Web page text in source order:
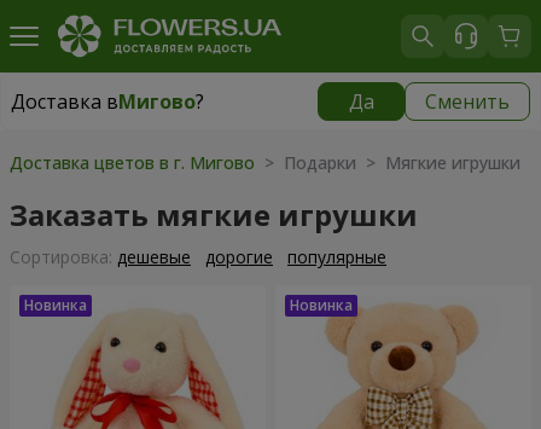
Доставка вМигово? Да Сменить
Доставка вМигово|
Доставка цветов в г. Мигово > Подарки > Мягкие игрушки
Заказать мягкие игрушки
Cортировка: дешевые дорогие популярные